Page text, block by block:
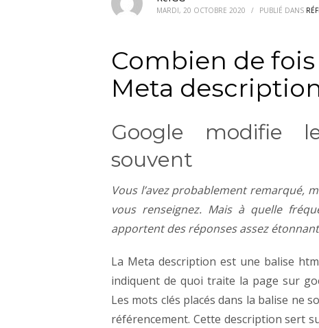
MARDI, 20 OCTOBRE 2020 / PUBLIÉ DANS
Combien de
Meta
Google modifie
souvent
Vous l’avez probablement remarqué,
vous renseignez. Mais à quelle
apportent des réponses assez
La Meta description est une balise
indiquent de quoi traite la page sur
Les mots clés placés dans la balise ne
référencement. Cette description sert